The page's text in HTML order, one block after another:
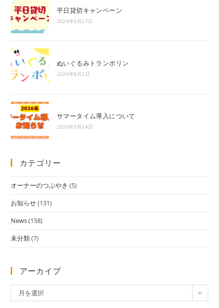
平日貸切キャンペーン
2026年6月27日
ぬいぐるみトランポリン
2026年6月2日
サマータイム導入について
2026年5月24日
カテゴリー
オーナーのつぶやき (5)
お知らせ(131)
News(158)
未分類(7)
アーカイブ
ー
月を選択